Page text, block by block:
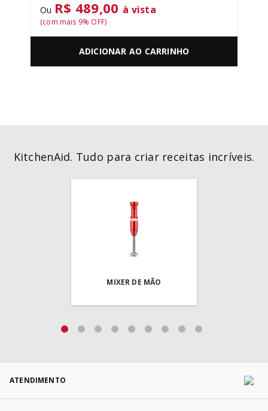
Ou R$ 489,00 à vista
(com mais 9% OFF)
ADICIONAR AO CARRINHO
KitchenAid. Tudo para criar receitas incríveis.
MIXER DE MÃO
ATENDIMENTO